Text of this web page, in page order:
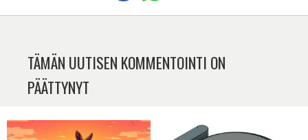
TÄMÄN UUTISEN KOMMENTOINTI ON
PÄÄTTYNYT